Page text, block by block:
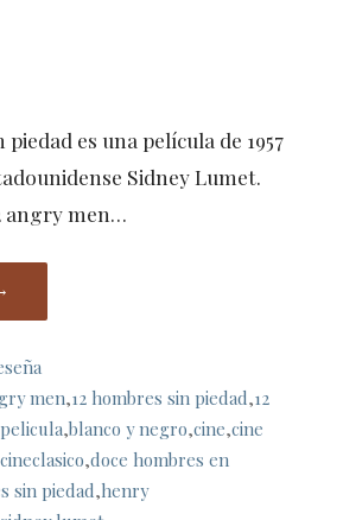
es una película de 1957
Sidney Lumet.
angry men…
men,12 hombres sin piedad,12
,blanco y negro,cine,cine
cineclasico,doce hombres en
sin piedad,henry